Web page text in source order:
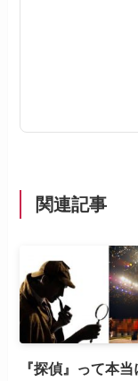
関連記事
『探偵』って本